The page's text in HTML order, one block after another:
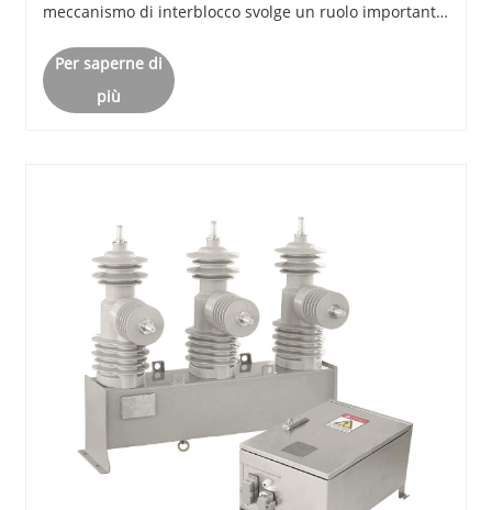
meccanismo di interblocco svolge un ruolo importante
suo principio di interblocco e le occa......
Per saperne di
più